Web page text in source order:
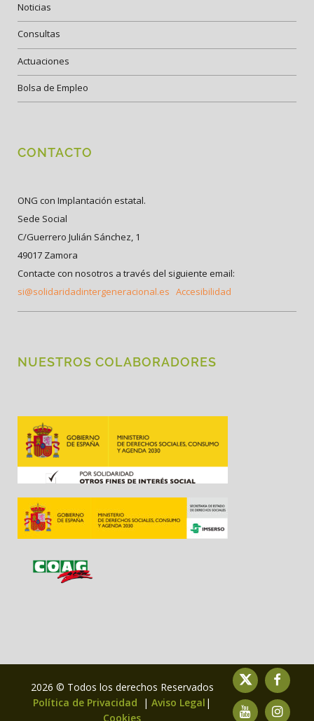
Noticias
Consultas
Actuaciones
Bolsa de Empleo
CONTACTO
ONG con Implantación estatal.
Sede Social
C/Guerrero Julián Sánchez, 1
49017 Zamora
Contacte con nosotros a través del siguiente email:
si@solidaridadintergeneracional.es Accesibilidad
NUESTROS COLABORADORES
2026 © Todos los derechos Reservados
Política de Privacidad
| Aviso Legal |
Cookies